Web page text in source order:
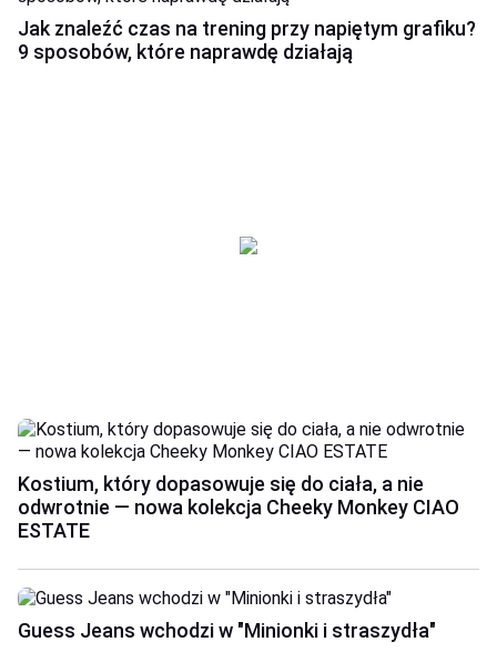
Jak znaleźć czas na trening przy napiętym grafiku?
9 sposobów, które naprawdę działają
Kostium, który dopasowuje się do ciała, a nie
odwrotnie — nowa kolekcja Cheeky Monkey CIAO
ESTATE
Guess Jeans wchodzi w "Minionki i straszydła"